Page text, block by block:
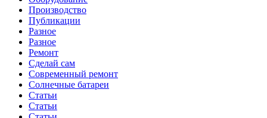
Производство
Публикации
Разное
Разное
Ремонт
Сделай сам
Современный ремонт
Солнечные батареи
Статьи
Статьи